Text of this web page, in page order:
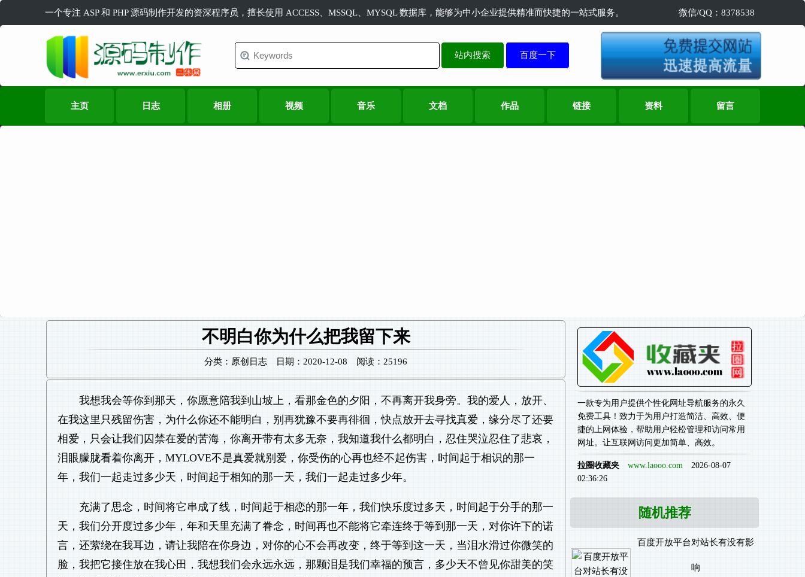
一个专注 ASP 和 PHP 源码制作开发的资深程序员，擅长使用 ACCESS、MSSQL、MYSQL 数据库，能够为中小企业提供精准而快捷的一站式服务。 微信/QQ：8378538
站内搜索
主页 日志 相册 视频 音乐 文档 作品 链接 资料 留言
不明白你为什么把我留下来
分类：原创日志 日期：2020-12-08 阅读：25196
我想我会等你到那天，你愿意陪我到山坡上，看那金色的夕阳，不再离开我身旁。我的爱人，放开、
在我这里只残留伤害，为什么你还不能明白，别再犹豫不要再徘徊，快点放开去寻找真爱，缘分尽了还要
相爱，只会让我们囚禁在爱的苦海，你离开带有太多无奈，我知道我什么都明白，忍住哭泣忍住了悲哀，
泪眼朦胧看着你离开，MYLOVE不是真爱就别爱，你受伤的心再也经不起伤害，时间起于相识的那一
年，我们一起走过多少天，时间起于相知的那一天，我们一起走过多少年。
充满了思念，时间将它串成了线，时间起于相恋的那一年，我们快乐度过多天，时间起于分手的那一
天，我们分开度过多少年，年和天里充满了眷念，时间再也不能将它牵连终于等到那一天，对你许下的诺
言，还萦绕在我耳边，请让我陪在你身边，对你的心不会再改变，终于等到这一天，当泪水滑过你微笑的
脸，我把它接住放在我心田，我想我们会永远永远，那颗泪是我们幸福的预言，多少天不曾见你甜美的笑
一款专为用户提供个性化网址导航服务的永久
免费工具！致力于为用户打造简洁、高效、便
捷的上网体验，帮助用户轻松管理和访问常用
网址。让互联网访问更加简单、高效。
拉圈收藏夹 www.laooo.com 2026-08-07
02:36:26
随机推荐
百度开放平台对站长有没有影
响